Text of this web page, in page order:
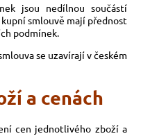
jsou nedílnou součástí
smlouvě mají přednost
podmínek.
se uzavírají v českém
a cenách
cen jednotlivého zboží a